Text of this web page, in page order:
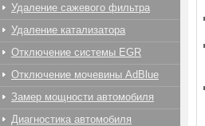
Удаление сажевого фильтра
Удаление катализатора
Отключение системы EGR
Отключение мочевины AdBlue
Замер мощности автомобиля
Диагностика автомобиля